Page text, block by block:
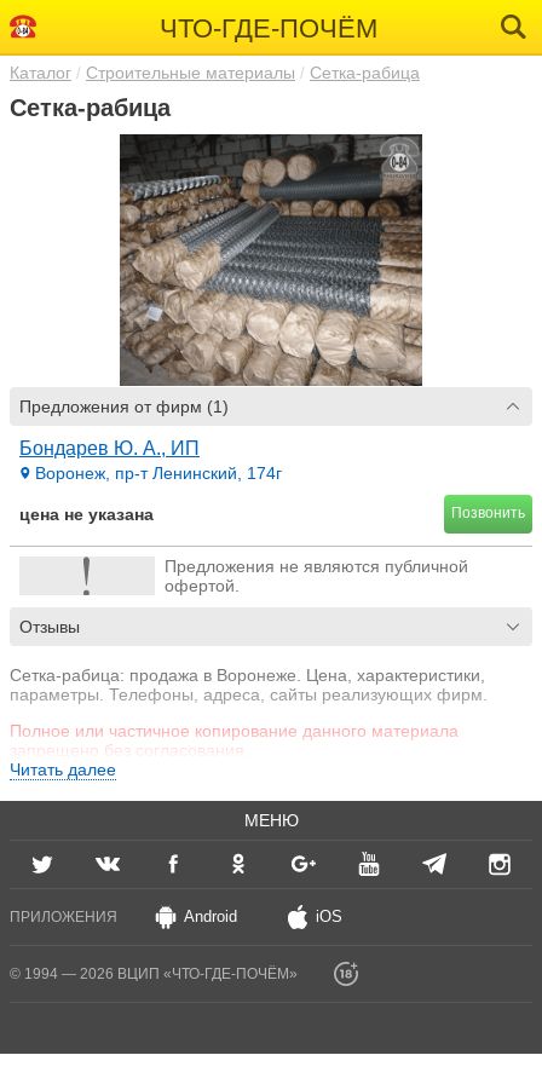
ЧТО-ГДЕ-ПОЧЁМ
Каталог Строительные материалы Сетка-рабица
Сетка-рабица
Предложения от фирм (1)
Бондарев Ю. А., ИП
Воронеж, пр-т Ленинский, 174г
цена не указана Позвонить
Предложения не являются публичной
офертой.
Отзывы
Сетка-рабица: продажа в Воронеже. Цена, характеристики,
параметры. Телефоны, адреса, сайты реализующих фирм.
Полное или частичное копирование данного материала
запрещено без согласования.
Читать далее
МЕНЮ
ПРИЛОЖЕНИЯ Android iOS
© 1994 — 2026 ВЦИП «ЧТО-ГДЕ-ПОЧЁМ»